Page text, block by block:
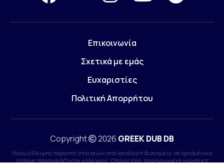
Επικοινωνία
Σχετικά με εμάς
Ευχαριστίες
Πολιτική Απορρήτου
Copyright 2026 GREEK DUB DB
Λόγω έλλειψης παροχής στοιχείων από κανάλια ή διανομείς, σε ορισμένους
τίτλους παρουσιάζονται ελλείψεις. Όποιος έχει τεκμηριωμένη γνώση επ'